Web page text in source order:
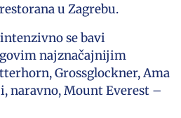
u Zagrebu.
se bavi
najznačajnijim
Grossglockner, Ama
naravno, Mount Everest –